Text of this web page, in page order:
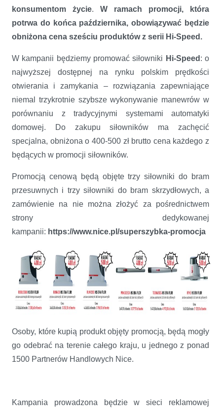
konsumentom życie. W ramach promocji, która
potrwa do końca października, obowiązywać będzie
obniżona cena sześciu produktów z serii Hi-Speed.
W kampanii będziemy promować siłowniki Hi-Speed : o
najwyższej dostępnej na rynku polskim prędkości
otwierania i zamykania – rozwiązania zapewniające
niemal trzykrotnie szybsze wykonywanie manewrów w
porównaniu z tradycyjnymi systemami automatyki
domowej. Do zakupu siłowników ma zachęcić
specjalna, obniżona o 400-500 zł brutto cena każdego z
będących w promocji siłowników.
Promocją cenową będą objęte trzy siłowniki do bram
przesuwnych i trzy siłowniki do bram skrzydłowych, a
zamówienie na nie można złożyć za pośrednictwem
strony dedykowanej
kampanii: https://www.nice.pl/superszybka-promocja
Osoby, które kupią produkt objęty promocją, będą mogły
go odebrać na terenie całego kraju, u jednego z ponad
1500 Partnerów Handlowych Nice.
Kampania prowadzona będzie w sieci reklamowej